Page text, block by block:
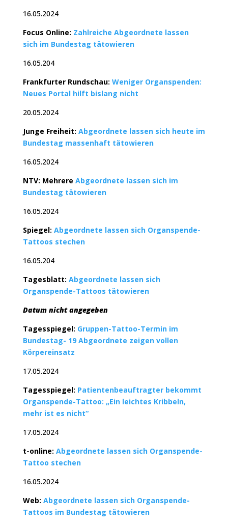
16.05.2024
Focus Online: Zahlreiche Abgeordnete lassen
sich im Bundestag tätowieren
16.05.204
Frankfurter Rundschau: Weniger Organspenden:
Neues Portal hilft bislang nicht
20.05.2024
Junge Freiheit: Abgeordnete lassen sich heute im
Bundestag massenhaft tätowieren
16.05.2024
NTV: Mehrere Abgeordnete lassen sich im
Bundestag tätowieren
16.05.2024
Spiegel: Abgeordnete lassen sich Organspende-
Tattoos stechen
16.05.204
Tagesblatt: Abgeordnete lassen sich
Organspende-Tattoos tätowieren
Datum nicht angegeben
Tagesspiegel: Gruppen-Tattoo-Termin im
Bundestag- 19 Abgeordnete zeigen vollen
Körpereinsatz
17.05.2024
Tagesspiegel: Patientenbeauftragter bekommt
Organspende-Tattoo: „Ein leichtes Kribbeln,
mehr ist es nicht“
17.05.2024
t-online: Abgeordnete lassen sich Organspende-
Tattoo stechen
16.05.2024
Web: Abgeordnete lassen sich Organspende-
Tattoos im Bundestag tätowieren